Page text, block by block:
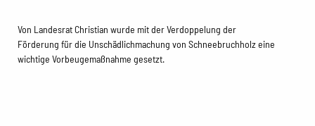
Von Landesrat Christian wurde mit der Verdoppelung der
Förderung für die Unschädlichmachung von Schneebruchholz eine
wichtige Vorbeugemaßnahme gesetzt.